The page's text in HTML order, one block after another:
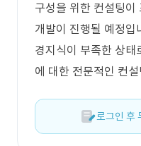
구성을 위한 컨설팅이
개발이 진행될 예정입
경지식이 부족한 상태
에 대한 전문적인 컨
로그인 후